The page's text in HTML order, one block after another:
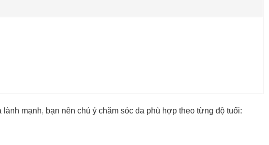
mạnh, bạn nên chú ý chăm sóc da phù hợp theo từng độ tuổi: